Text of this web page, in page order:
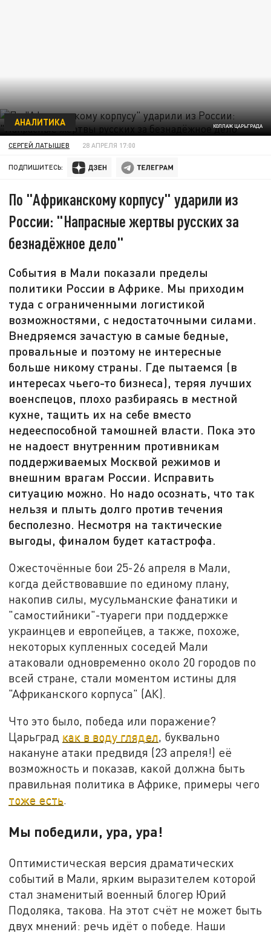
КОЛЛАЖ ЦАРЬГРАДА
АНАЛИТИКА
СЕРГЕЙ ЛАТЫШЕВ 28 АПРЕЛЯ 17:00
ПОДПИШИТЕСЬ:
По "Африканскому корпусу" ударили из
России: "Напрасные жертвы русских за
безнадёжное дело"
События в Мали показали пределы
политики России в Африке. Мы приходим
туда с ограниченными логистикой
возможностями, с недостаточными силами.
Внедряемся зачастую в самые бедные,
провальные и поэтому не интересные
больше никому страны. Где пытаемся (в
интересах чьего-то бизнеса), теряя лучших
военспецов, плохо разбираясь в местной
кухне, тащить их на себе вместо
недееспособной тамошней власти. Пока это
не надоест внутренним противникам
поддерживаемых Москвой режимов и
внешним врагам России. Исправить
ситуацию можно. Но надо осознать, что так
нельзя и плыть долго против течения
бесполезно. Несмотря на тактические
выгоды, финалом будет катастрофа.
Ожесточённые бои 25-26 апреля в Мали,
когда действовавшие по единому плану,
накопив силы, мусульманские фанатики и
"самостийники"-туареги при поддержке
украинцев и европейцев, а также, похоже,
некоторых купленных соседей Мали
атаковали одновременно около 20 городов по
всей стране, стали моментом истины для
"Африканского корпуса" (АК).
Что это было, победа или поражение?
Царьград как в воду глядел, буквально
накануне атаки предвидя (23 апреля!) её
возможность и показав, какой должна быть
правильная политика в Африке, примеры чего
тоже есть.
Мы победили, ура, ура!
Оптимистическая версия драматических
событий в Мали, ярким выразителем которой
стал знаменитый военный блогер Юрий
Подоляка, такова. На этот счёт не может быть
двух мнений: речь идёт о победе. Наши